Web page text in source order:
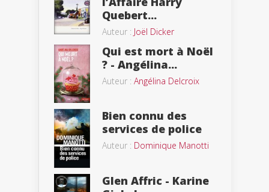
Quebert...
Auteur : Joël Dicker
Qui est mort à Noël
? - Angélina...
Auteur : Angélina Delcroix
Bien connu des
services de police
Auteur : Dominique Manotti
Glen Affric - Karine